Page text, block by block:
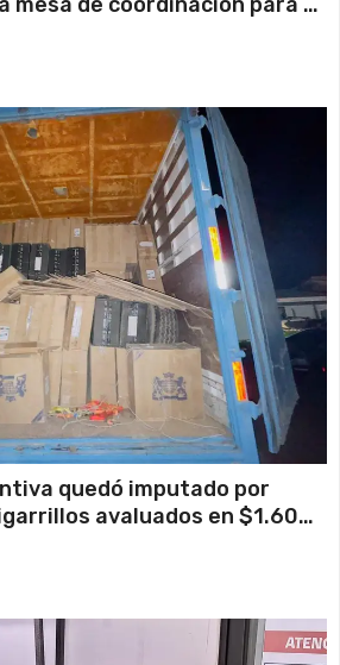
desuso en Iquique
quedó imputado por
avaluados en $1.600